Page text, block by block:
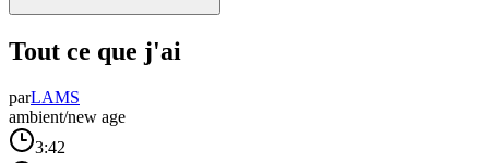
Tout ce que j'ai
parLAMS
ambient/new age
3:42